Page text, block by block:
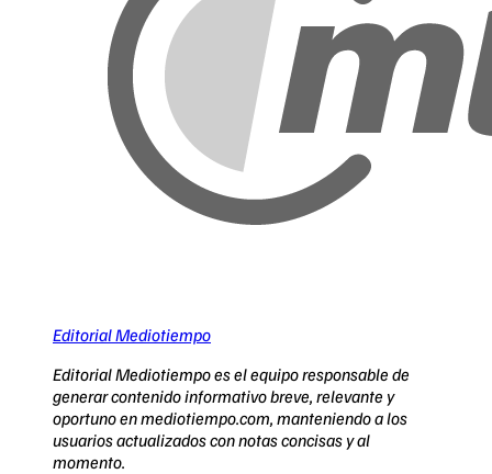
Editorial Mediotiempo
Editorial Mediotiempo es el equipo responsable de
generar contenido informativo breve, relevante y
oportuno en mediotiempo.com, manteniendo a los
usuarios actualizados con notas concisas y al
momento.